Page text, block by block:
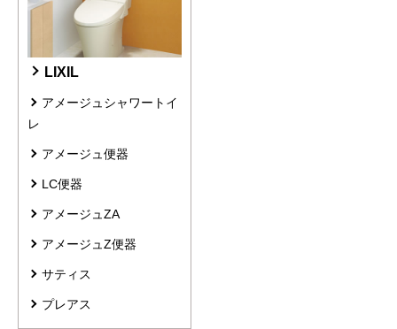
LIXIL
アメージュシャワートイ
レ
アメージュ便器
LC便器
アメージュZA
アメージュZ便器
サティス
プレアス